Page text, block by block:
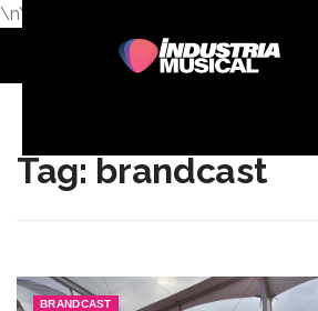
\n\n
Tag: brandcast
BRANDCAST